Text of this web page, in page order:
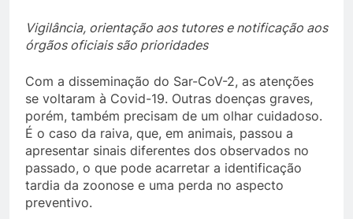
Vigilância, orientação aos tutores e notificação aos
órgãos oficiais são prioridades
Com a disseminação do Sar-CoV-2, as atenções
se voltaram à Covid-19. Outras doenças graves,
porém, também precisam de um olhar cuidadoso.
É o caso da raiva, que, em animais, passou a
apresentar sinais diferentes dos observados no
passado, o que pode acarretar a identificação
tardia da zoonose e uma perda no aspecto
preventivo.